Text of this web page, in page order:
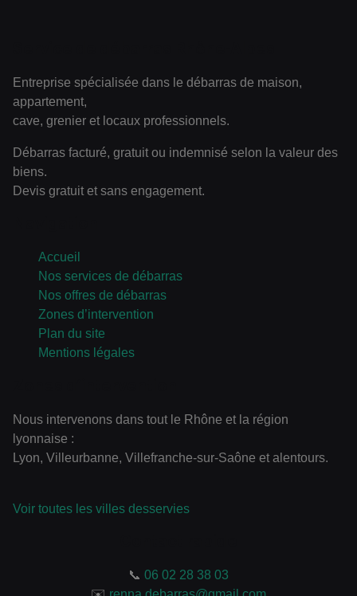
Entreprise spécialisée dans le débarras de maison,
appartement,
cave, grenier et locaux professionnels.
Débarras facturé, gratuit ou indemnisé selon la valeur des
biens.
Devis gratuit et sans engagement.
Accueil
Nos services de débarras
Nos offres de débarras
Zones d’intervention
Plan du site
Mentions légales
Nous intervenons dans tout le Rhône et la région
lyonnaise :
Lyon, Villeurbanne, Villefranche-sur-Saône et alentours.
Voir toutes les villes desservies
📞 06 02 28 38 03